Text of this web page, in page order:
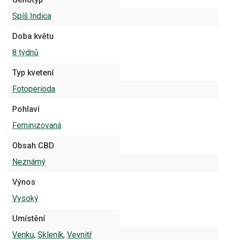
Spíš Indica
Doba květu
8 týdnů
Typ kvetení
Fotoperioda
Pohlaví
Feminizovaná
Obsah CBD
Neznámý
Výnos
Vysoký
Umístění
Venku, Skleník, Vevnitř